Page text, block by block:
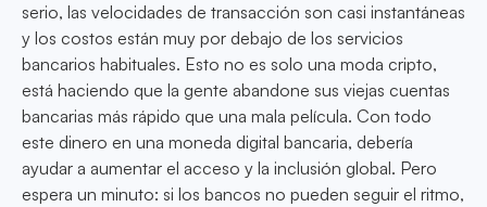
serio, las velocidades de transacción son casi instantáneas
y los costos están muy por debajo de los servicios
bancarios habituales. Esto no es solo una moda cripto,
está haciendo que la gente abandone sus viejas cuentas
bancarias más rápido que una mala película. Con todo
este dinero en una moneda digital bancaria, debería
ayudar a aumentar el acceso y la inclusión global. Pero
espera un minuto: si los bancos no pueden seguir el ritmo,